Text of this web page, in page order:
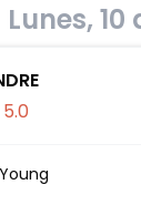
Lunes, 10
5.0
Young